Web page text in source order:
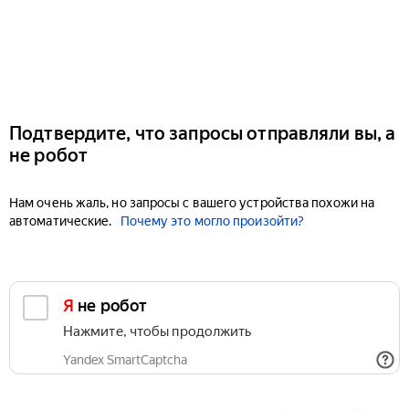
Подтвердите, что запросы отправляли вы, а
не робот
Нам очень жаль, но запросы с вашего устройства похожи на
автоматические.
Почему это могло произойти?
Я не робот
Нажмите, чтобы продолжить
Yandex SmartCaptcha